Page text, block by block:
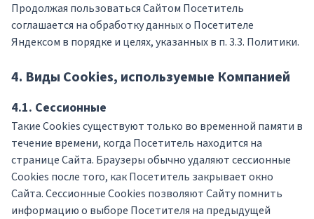
Продолжая пользоваться Сайтом Посетитель
соглашается на обработку данных о Посетителе
Яндексом в порядке и целях, указанных в п. 3.3. Политики.
4. Виды Cookies, используемые Компанией
4.1. Сессионные
Такие Cookies существуют только во временной памяти в
течение времени, когда Посетитель находится на
странице Сайта. Браузеры обычно удаляют сессионные
Cookies после того, как Посетитель закрывает окно
Сайта. Сессионные Cookies позволяют Сайту помнить
информацию о выборе Посетителя на предыдущей